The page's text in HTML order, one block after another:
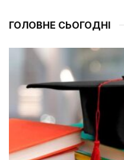
ГОЛОВНЕ СЬОГОДНІ